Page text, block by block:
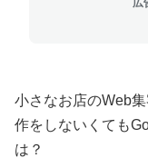
小さなお店のWeb
作をしないくても
は？